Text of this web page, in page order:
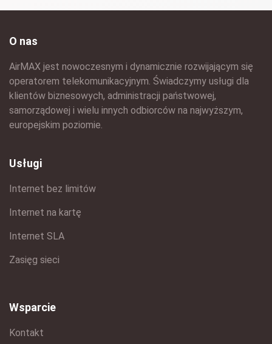
O nas
AirMAX jest nowoczesnym i dynamicznie rozwijającym się
operatorem telekomunikacyjnym. Świadczymy usługi dla
klientów biznesowych, administracji państwowej,
samorządowej i wielu innych odbiorców na najwyższym,
europejskim poziomie.
Usługi
Internet bez limitów
Internet na kartę
Internet SLA
Zasięg sieci
Wsparcie
Kontakt